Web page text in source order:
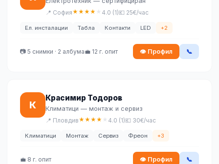
📍 София★★★★ ★ 4.0 (1)💶 25€/час
Ел. инсталации Табла Контакти LED +2
📷 5 снимки · 2 албума💼 12 г. опит 👁 Профил 📞
К
Красимир Тодоров
Климатици — монтаж и сервиз
📍 Пловдив★★★★ ★ 4.0 (1)💶 30€/час
Климатици Монтаж Сервиз Фреон +3
💼 8 г. опит 👁 Профил 📞